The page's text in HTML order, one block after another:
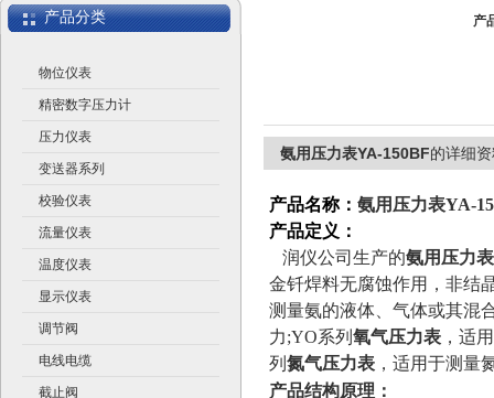
产品分类
物位仪表
精密数字压力计
压力仪表
变送器系列
校验仪表
流量仪表
温度仪表
显示仪表
调节阀
电线电缆
截止阀
产
氨用压力表YA-150BF的详细
产品名称： 氨用压力表YA-
产品定义：
润仪公司生产的氨用压力
金钎焊料无腐蚀作用，非结
测量氨的液体、气体或其混
力;YO系列 氧气压力表 ，适
列 氮气压力表 ，适用于测量
产品结构原理：